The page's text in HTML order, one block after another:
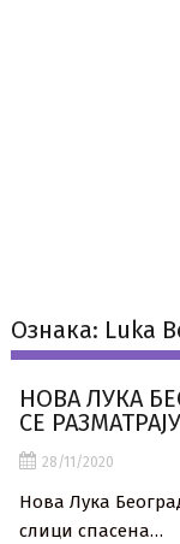
Ознака: Luka
НОВА ЛУКА
СЕ РАЗМАТРАЈУ
28/11/2020
Нова Лука
слици спасена…